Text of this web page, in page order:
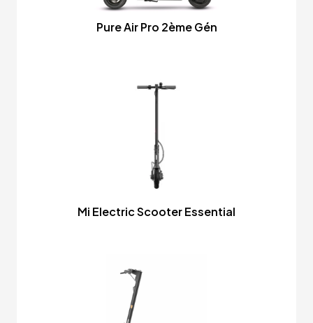
Pure Air Pro 2ème Gén
Mi Electric Scooter Essential